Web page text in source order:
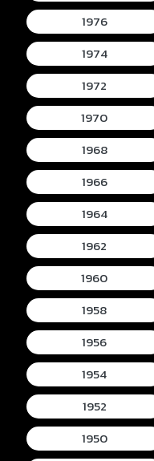
1976
1974
1972
1970
1968
1966
1964
1962
1960
1958
1956
1954
1952
1950